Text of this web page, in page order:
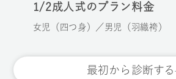
1/2成人式のプラン料金
女児（四つ身）／男児（羽織袴）
最初から診断する